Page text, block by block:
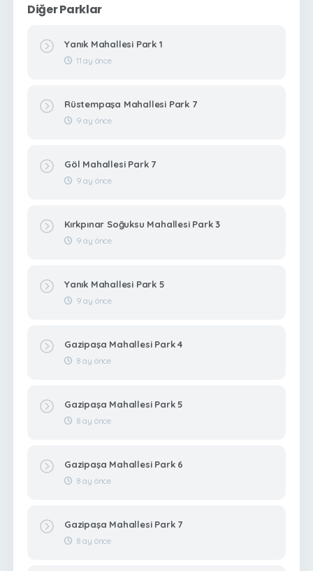
Diğer Parklar
Yanık Mahallesi Park 1
11 ay önce
Rüstempaşa Mahallesi Park 7
9 ay önce
Göl Mahallesi Park 7
9 ay önce
Kırkpınar Soğuksu Mahallesi Park 3
9 ay önce
Yanık Mahallesi Park 5
9 ay önce
Gazipaşa Mahallesi Park 4
8 ay önce
Gazipaşa Mahallesi Park 5
8 ay önce
Gazipaşa Mahallesi Park 6
8 ay önce
Gazipaşa Mahallesi Park 7
8 ay önce